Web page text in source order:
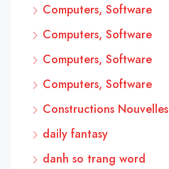
Computers, Software
Computers, Software
Computers, Software
Computers, Software
Constructions Nouvelles
daily fantasy
danh so trang word